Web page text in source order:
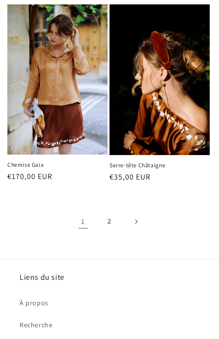
Chemise Gaia
Prix
€170,00 EUR
Serre-tête Châtaigne
Prix
€35,00 EUR
1 2
Liens du site
À propos
Recherche